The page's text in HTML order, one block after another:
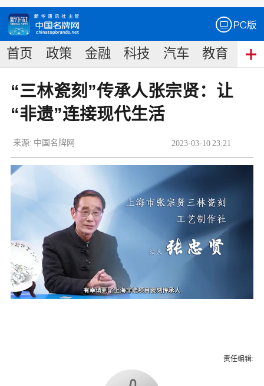
首页 政策 金融 科技 汽车 教育 食
“三林瓷刻”传承人张宗贤：让
“非遗”连接现代生活
2023-03-10 23:21
来源: 中国名牌网
责任编辑: